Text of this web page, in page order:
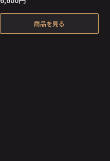
商品を見る